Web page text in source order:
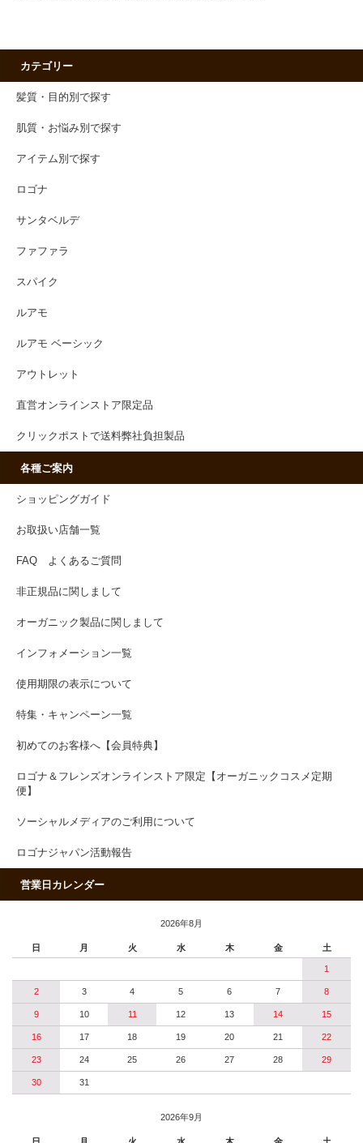
カテゴリー
髪質・目的別で探す
肌質・お悩み別で探す
アイテム別で探す
ロゴナ
サンタベルデ
ファファラ
スパイク
ルアモ
ルアモ ベーシック
アウトレット
直営オンラインストア限定品
クリックポストで送料弊社負担製品
各種ご案内
ショッピングガイド
お取扱い店舗一覧
FAQ よくあるご質問
非正規品に関しまして
オーガニック製品に関しまして
インフォメーション一覧
使用期限の表示について
特集・キャンペーン一覧
初めてのお客様へ【会員特典】
ロゴナ＆フレンズオンラインストア限定【オーガニックコスメ定期
便】
ソーシャルメディアのご利用について
ロゴナジャパン活動報告
営業日カレンダー
2026年8月
日 月 火 水 木 金 土
1
2 3 4 5 6 7 8
9 10 11 12 13 14 15
16 17 18 19 20 21 22
23 24 25 26 27 28 29
30 31
2026年9月